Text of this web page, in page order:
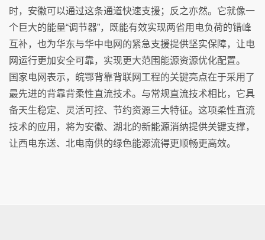
时，安徽可以通过这条通道快速支援；反之亦然。它就像一
个巨大的能量“调节器”，既能有效实现两省用电负荷的错峰
互补，也为华东与华中电网的紧急支援提供坚实保障，让电
网运行更加安全可靠，实现更大范围能源资源优化配置。
国家电网表示，皖鄂背靠背联网工程的关键亮点在于采用了
最先进的背靠背柔性直流技术。与常规直流技术相比，它具
备天生稳定、灵活可控、节约资源三大特征。这项柔性直流
技术的应用，将为安徽、湖北的新能源消纳提供关键支撑，
让西电东送、北电南供的绿色能源流得更顺畅更高效。